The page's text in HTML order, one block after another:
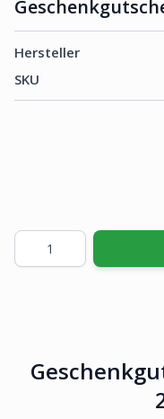
Hersteller
SKU
Menge